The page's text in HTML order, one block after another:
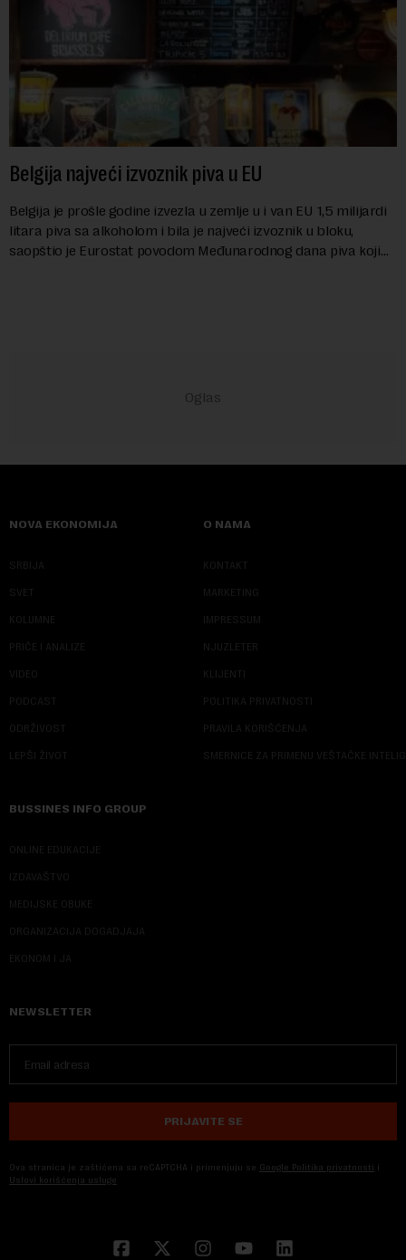
Belgija najveći izvoznik piva u EU
Belgija je prošle godine izvezla u zemlje u i van EU 1,5 milijardi
litara piva sa alkoholom i bila je najveći izvoznik u bloku,
saopštio je Eurostat povodom Međunarodnog dana piva koji
NOVA EKONOMIJA
SRBIJA
SVET
KOLUMNE
PRIČE I ANALIZE
VIDEO
PODCAST
ODRŽIVOST
LEPŠI ŽIVOT
O NAMA
KONTAKT
MARKETING
IMPRESSUM
NJUZLETER
KLIJENTI
POLITIKA PRIVATNOSTI
PRAVILA KORIŠĆENJA
SMERNICE ZA PRIMENU VEŠTAČKE
BUSSINES INFO GROUP
ONLINE EDUKACIJE
IZDAVAŠTVO
MEDIJSKE OBUKE
ORGANIZACIJA DOGADJAJA
EKONOM I JA
NEWSLETTER
PRIJAVITE SE
Ova stranica je zaštićena sa reCAPTCHA i primenjuju se Google Politika privatnosti i
Uslovi korišćenja usluge